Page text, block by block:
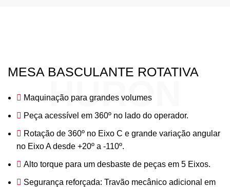
HURON
MESA BASCULANTE ROTATIVA
Maquinação para grandes volumes
Peça acessível em 360º no lado do operador.
Rotação de 360º no Eixo C e grande variação angular
no Eixo A desde +20º a -110º.
Alto torque para um desbaste de peças em 5 Eixos.
Segurança reforçada: Travão mecânico adicional em